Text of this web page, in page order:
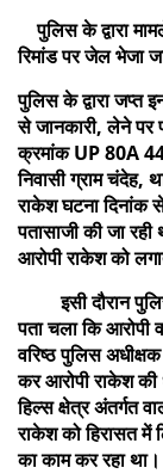
पुलिस के द्वारा
रिमांड पर जेल भेजा
पुलिस के द्वारा जप्त
से जानकारी, लेने पर
क्रमांक UP 80A
निवासी ग्राम चंदेह,
राकेश घटना दिनांक
पतासाजी की जा
आरोपी राकेश को
इसी दौरान
पता चला कि आरोपी
वरिष्ठ पुलिस
कर आरोपी राकेश की
हिल्स क्षेत्र अंतर्गत
राकेश को हिरासत में
का काम कर रहा था।